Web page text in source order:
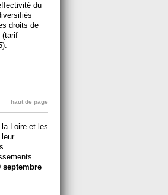
du
droits de
(tarif
haut de page
Loire et les
septembre